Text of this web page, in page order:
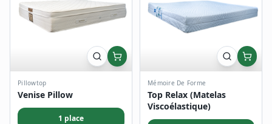
Pillowtop
Venise Pillow
1 place
Mémoire De Forme
Top Relax (Matelas
Viscoélastique)